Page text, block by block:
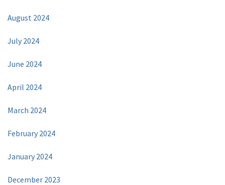
August 2024
July 2024
June 2024
April 2024
March 2024
February 2024
January 2024
December 2023